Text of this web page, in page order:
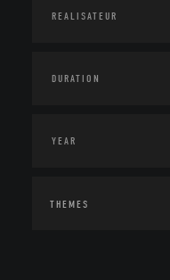
THEMES